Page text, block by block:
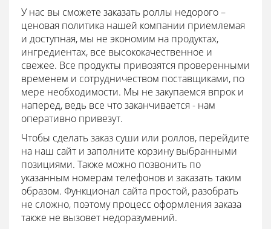
У нас вы сможете заказать роллы недорого –
ценовая политика нашей компании приемлемая
и доступная, мы не экономим на продуктах,
ингредиентах, все высококачественное и
свежее. Все продукты привозятся проверенными
временем и сотрудничеством поставщиками, по
мере необходимости. Мы не закупаемся впрок и
наперед, ведь все что заканчивается - нам
оперативно привезут.
Чтобы сделать заказ суши или роллов, перейдите
на наш сайт и заполните корзину выбранными
позициями. Также можно позвонить по
указанным номерам телефонов и заказать таким
образом. Функционал сайта простой, разобрать
не сложно, поэтому процесс оформления заказа
также не вызовет недоразумений.